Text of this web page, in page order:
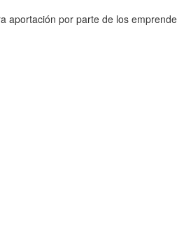
aportación por parte de los